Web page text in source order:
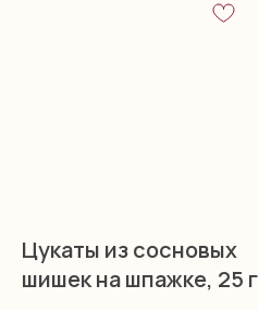
Цукаты из сосновых
шишек на шпажке, 25 г